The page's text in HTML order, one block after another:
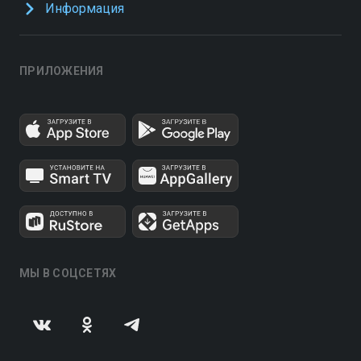
Информация
ПРИЛОЖЕНИЯ
МЫ В СОЦСЕТЯХ